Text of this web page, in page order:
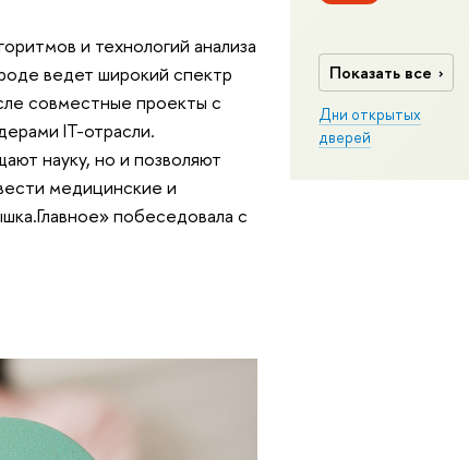
Показать все
Дни открытых
дверей
и технологий анализа
ведет широкий спектр
совместные проекты с
IT-отрасли.
науку, но и позволяют
медицинские и
побеседовала с